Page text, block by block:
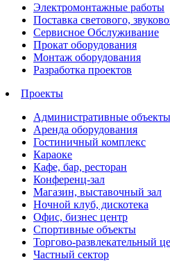
Электромонтажные работы
Поставка светового,
Сервисное Обслуживание
Прокат оборудования
Монтаж оборудования
Разработка проектов
Проекты
Административные объекты
Аренда оборудования
Гостиничный комплекс
Караоке
Кафе, бар, ресторан
Конференц-зал
Магазин, выставочный зал
Ночной клуб, дискотека
Офис, бизнес центр
Спортивные объекты
Торгово-развлекательный
Частный сектор